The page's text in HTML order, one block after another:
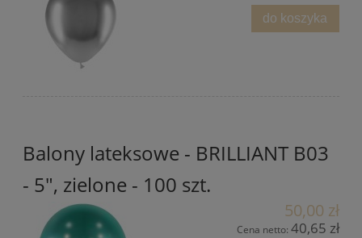
do koszyka
Balony lateksowe - BRILLIANT B03
- 5", zielone - 100 szt.
50,00 zł
Cena netto: 40,65 zł